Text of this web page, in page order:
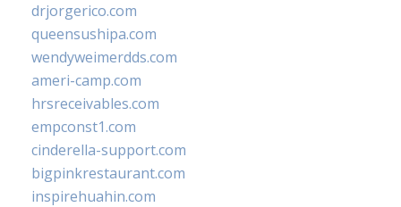
drjorgerico.com
queensushipa.com
wendyweimerdds.com
ameri-camp.com
hrsreceivables.com
empconst1.com
cinderella-support.com
bigpinkrestaurant.com
inspirehuahin.com